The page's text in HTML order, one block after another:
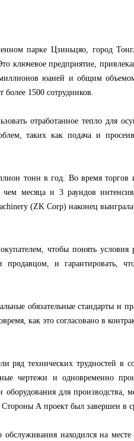
парке Цзиньцяо, город
предприятие,
юаней и общим
1500 сотрудников.
отработанное тепло для
таких как подача и
тонн в год. Во время торгов
чем месяца и 3 раундов
(ZK Corp) наконец выиграла
чтобы понять условия
и гарантировать,
обязательные стандарты и
как это согласовано в
технических трудностей в
чертежи и одновременно
оборудования для
А проект был завершен в
находился на